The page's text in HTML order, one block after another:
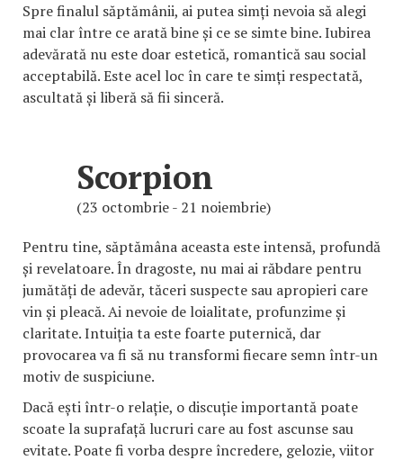
Spre finalul săptămânii, ai putea simți nevoia să alegi
mai clar între ce arată bine și ce se simte bine. Iubirea
adevărată nu este doar estetică, romantică sau social
acceptabilă. Este acel loc în care te simți respectată,
ascultată și liberă să fii sinceră.
Scorpion
(23 octombrie - 21 noiembrie)
Pentru tine, săptămâna aceasta este intensă, profundă
și revelatoare. În dragoste, nu mai ai răbdare pentru
jumătăți de adevăr, tăceri suspecte sau apropieri care
vin și pleacă. Ai nevoie de loialitate, profunzime și
claritate. Intuiția ta este foarte puternică, dar
provocarea va fi să nu transformi fiecare semn într-un
motiv de suspiciune.
Dacă ești într-o relație, o discuție importantă poate
scoate la suprafață lucruri care au fost ascunse sau
evitate. Poate fi vorba despre încredere, gelozie, viitor